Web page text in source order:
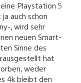
Playstation 5
auch schon
, wird sehr
neuen Smart-
Sinne des
hat
weder
4k bleibt den